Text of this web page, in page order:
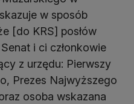
w sposób
[do KRS] posłów
i ci członkowie
z urzędu: Pierwszy
Prezes Najwyższego
osoba wskazana